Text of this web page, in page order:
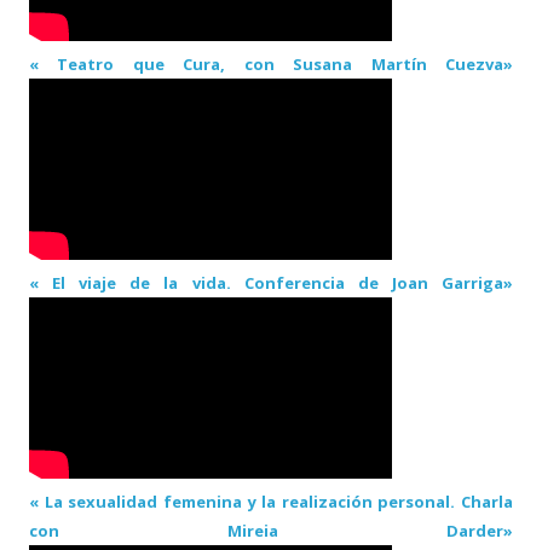
« Teatro que Cura, con Susana Martín Cuezva»
« El viaje de la vida. Conferencia de Joan Garriga»
« La sexualidad femenina y la realización personal. Charla
con Mireia Darder»